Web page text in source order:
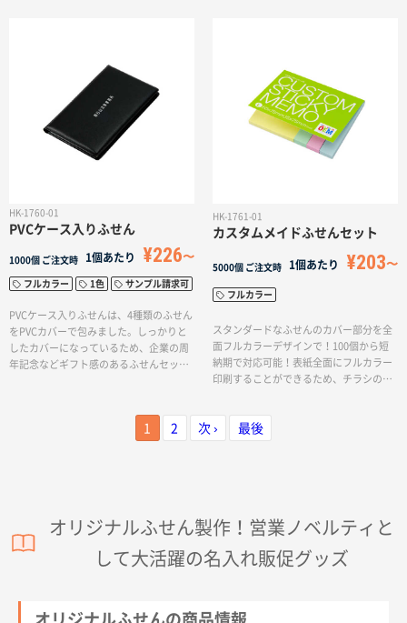
HK-1760-01
PVCケース入りふせん
1000個 ご注文時 1個あたり ¥226
フルカラー 1色 サンプル請求可
PVCケース入りふせんは、4種類のふせん
をPVCカバーで包みました。しっかりと
したカバーになっているため、企業の周
年記念などギフト感のあるふせんセット
ます。表紙部分に1色・フルカラー印刷が
できるので、ロゴやイラストなどデザイ
HK-1761-01
カスタムメイドふせんセット
5000個 ご注文時 1個あたり ¥203
フルカラー
スタンダードなふせんのカバー部分を全
面フルカラーデザインで！100個から短
納期で対応可能！表紙全面にフルカラー
印刷することができるため、チラシのよ
たセット商品です。オープンキャンパス
1 2 次 › 最後
オリジナルふせん製作！営業ノベルティと
して大活躍の名入れ販促グッズ
オリジナルふせんの商品情報